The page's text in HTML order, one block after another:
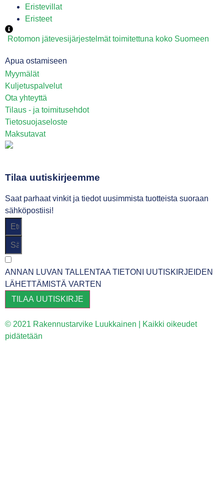
Eristevillat
Eristeet
Rotomon jätevesijärjestelmät toimitettuna koko Suomeen
Apua ostamiseen
Myymälät
Kuljetuspalvelut
Ota yhteyttä
Tilaus - ja toimitusehdot
Tietosuojaseloste
Maksutavat
Tilaa uutiskirjeemme
Saat parhaat vinkit ja tiedot uusimmista tuotteista suoraan
sähköpostiisi!
ANNAN LUVAN TALLENTAA TIETONI UUTISKIRJEIDEN
LÄHETTÄMISTÄ VARTEN
TILAA UUTISKIRJE
© 2021 Rakennustarvike Luukkainen | Kaikki oikeudet
pidätetään